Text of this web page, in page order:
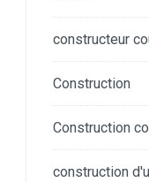
constructeur
Construction
Construction
construction